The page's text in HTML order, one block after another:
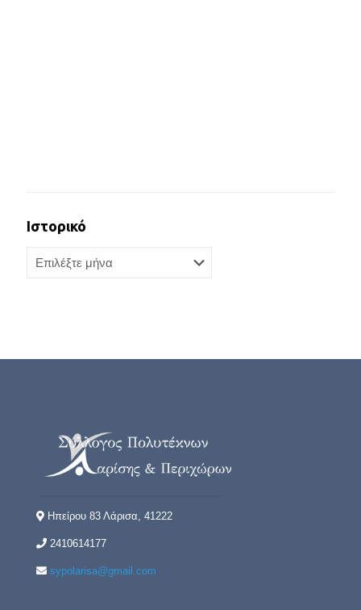
Ιστορικό
Ηπείρου 83 Λάρισα, 41222
2410614177
sypolarisa@gmail.com